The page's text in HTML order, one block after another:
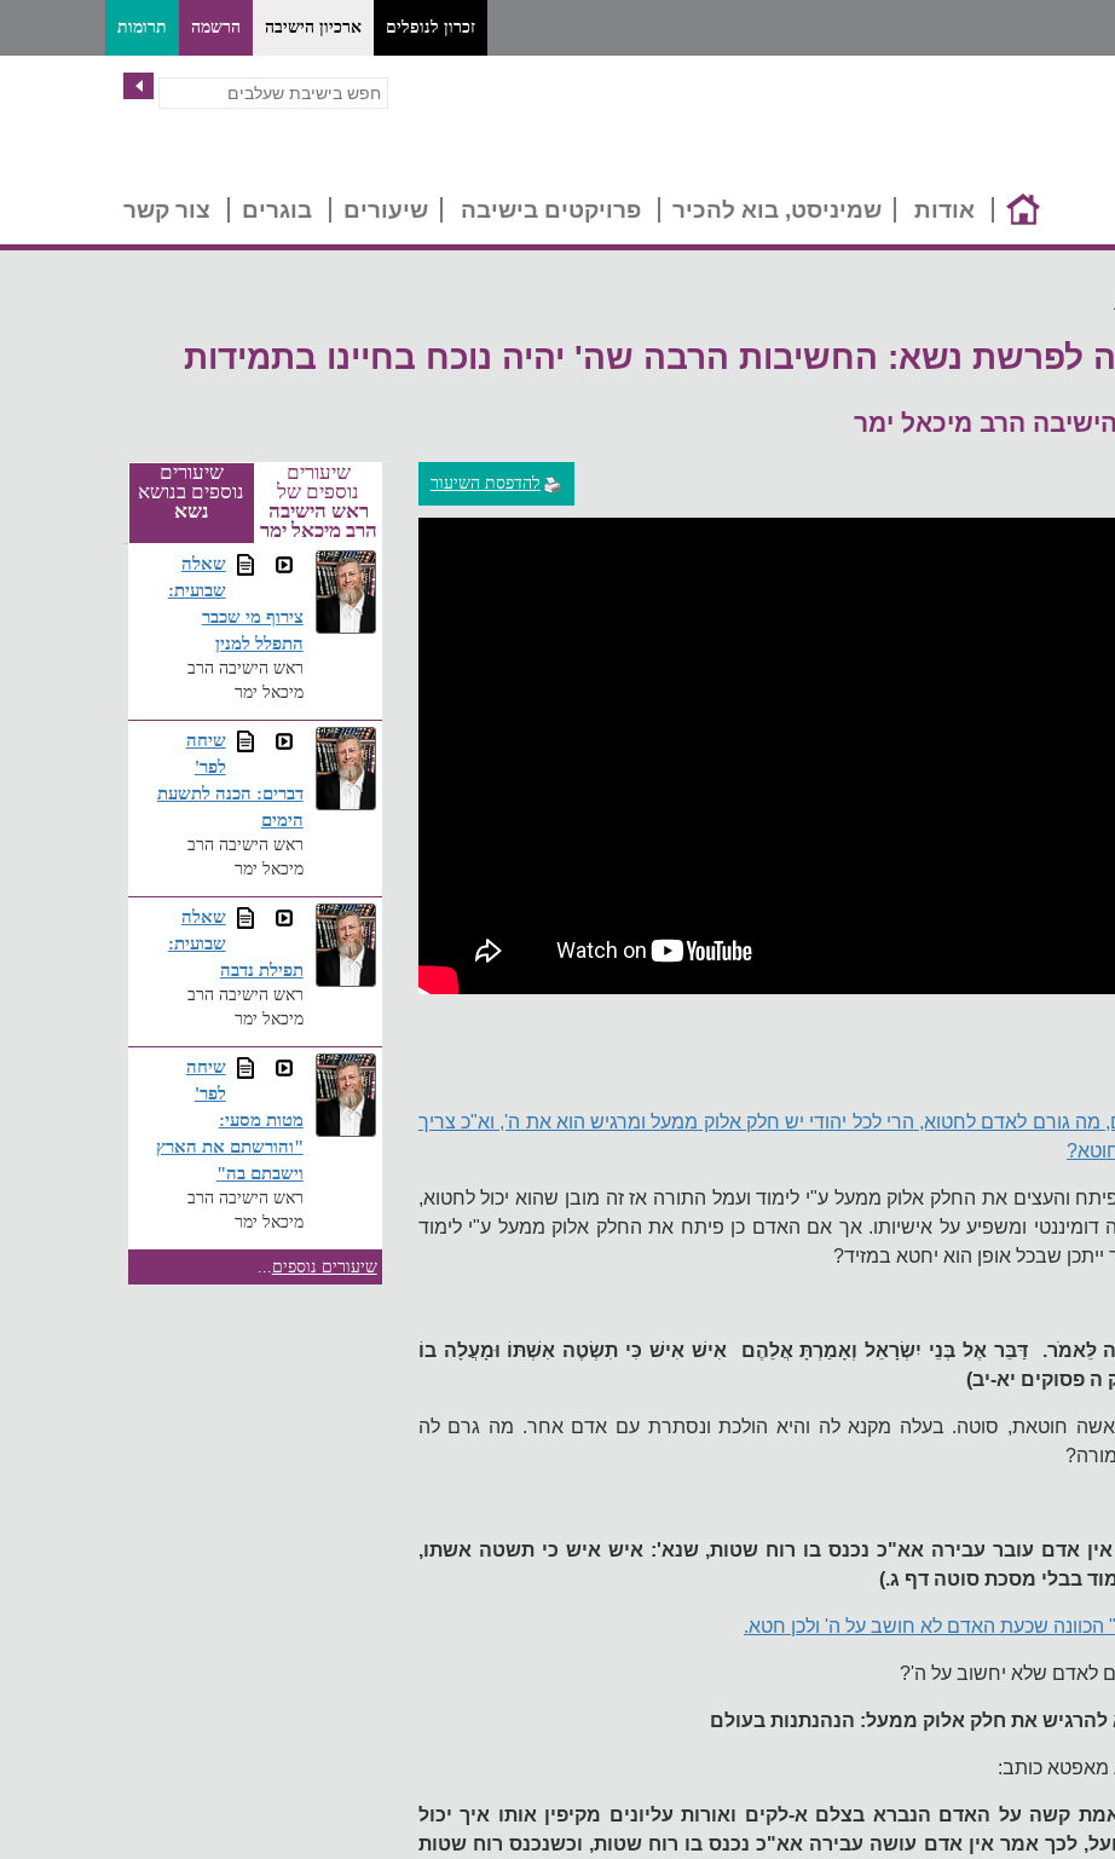
תרומות הרשמה ארכיון הישיבה זכרון לנופלים
אודות שמיניסט, בוא להכיר פרויקטים בישיבה שיעורים בוגרים צור קשר
לפרשת נשא: החשיבות הרבה שה' יהיה נוכח בחיינו בתמידות
הרב מיכאל ימר
להדפסת השיעור
מה גורם לאדם לחטוא, הרי לכל יהודי יש חלק אלוק ממעל ומרגיש הוא את ה', וא"כ צריך
והעצים את החלק אלוק ממעל ע"י לימוד ועמל התורה אז זה מובן שהוא יכול לחטוא,
דומיננטי ומשפיע על אישיותו. אך אם האדם כן פיתח את החלק אלוק ממעל ע"י לימוד
ייתכן שבכל אופן הוא יחטא במזיד?
לֵּאמֹר. דַּבֵּר אֶל בְּנֵי יִשְׂרָאֵל וְאָמַרְתָּ אֲלֵהֶם אִישׁ אִישׁ כִּי תִשְׂטֶה אִשְׁתּוֹ וּמָעֲלָה בוֹ
פסוקים יא-יב)
חוטאת, סוטה. בעלה מקנא לה והיא הולכת ונסתרת עם אדם אחר. מה גרם לה
אדם עובר עבירה אא"כ נכנס בו רוח שטות, שנא': איש איש כי תשטה אשתו,
בבלי מסכת סוטה דף ג.)
הכוונה שכעת האדם לא חושב על ה' ולכן חטא.
לאדם שלא יחשוב על ה'?
להרגיש את חלק אלוק ממעל: הנהנתנות בעולם
מאפטא כותב:
קשה על האדם הנברא בצלם א-לקים ואורות עליונים מקיפין אותו איך יכול
לכך אמר אין אדם עושה עבירה אא"כ נכנס בו רוח שטות, וכשנכנס רוח שטות
שיעורים
נוספים של
ראש הישיבה
הרב מיכאל ימר
שיעורים
נוספים בנושא
נשא
שאלה
שבועית:
צירוף מי שכבר
התפלל למנין
ראש הישיבה הרב
מיכאל ימר
שיחה
לפר'
דברים: הכנה לתשעת
הימים
ראש הישיבה הרב
מיכאל ימר
שאלה
שבועית:
תפילת נדבה
ראש הישיבה הרב
מיכאל ימר
שיחה
לפר'
מטות מסעי:
"והורשתם את הארץ
וישבתם בה"
ראש הישיבה הרב
מיכאל ימר
שיעורים נוספים...